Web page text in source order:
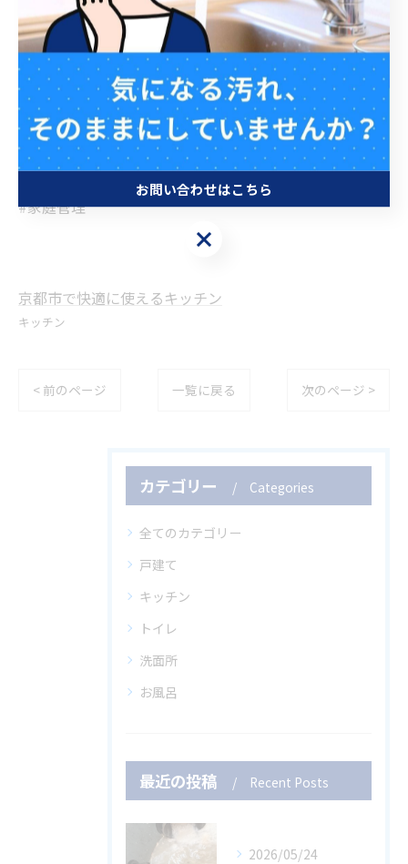
#家庭の技
#DIY
#配管システム
#詰まり防止
#快適な暮らし
#洗い物
#家庭管理
京都市で快適に使えるキッチン
キッチン
< 前のページ 一覧に戻る 次のページ >
カテゴリー Categories
全てのカテゴリー
戸建て
キッチン
トイレ
洗面所
お風呂
最近の投稿 Recent Posts
2026/05/24
お問い合わせはこちら
お問い合わせはこちら